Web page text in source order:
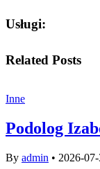
Usługi:
Related Posts
Inne
Podolog
By admin • 2026-07-